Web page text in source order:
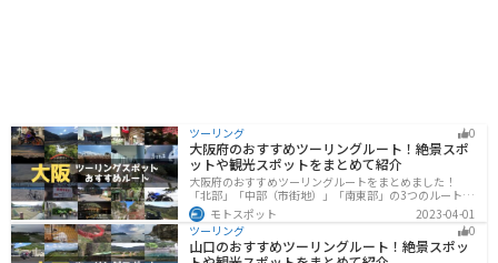
ツーリング 0
大阪府のおすすめツーリングルート！絶景スポ
ットや観光スポットをまとめて紹介
大阪府のおすすめツーリングルートをまとめました！
「北部」「中部（市街地）」「南東部」の3つのルート紹
介します。歴史と近代が融合した魅力的なエリアで様々
な楽しみ方ができます。バイクで大阪府にツーリングに
行く際は参考にしてください。
モトスポット
2023-04-01
ツーリング
0
山口のおすすめツーリングルート！絶景スポッ